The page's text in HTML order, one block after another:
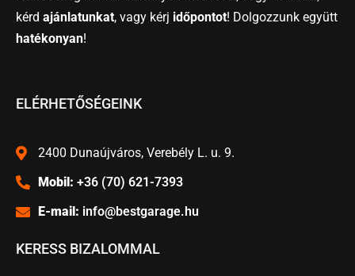
kérd ajánlatunkat, vagy kérj időpontot! Dolgozzunk együtt
hatékonyan!
ELÉRHETŐSÉGEINK
2400 Dunaújváros, Verebély L. u. 9.
Mobil: +36 (70) 621-7393
E-mail: info@bestgarage.hu
KERESS BIZALOMMAL